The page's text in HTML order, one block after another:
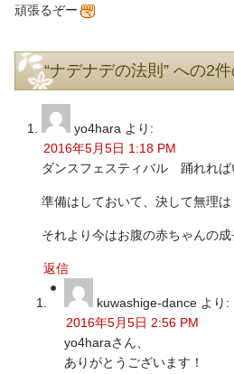
頑張るぞー
“ナデナデの法則” への2
yo4hara より:
2016年5月5日 1:18 PM
ダンスフェスティバル 踊れれば
準備はしておいて、決して無理は
それより今はお腹の赤ちゃんの成
返信
kuwashige-dance より:
2016年5月5日 2:56 PM
yo4haraさん、
ありがとうございます！